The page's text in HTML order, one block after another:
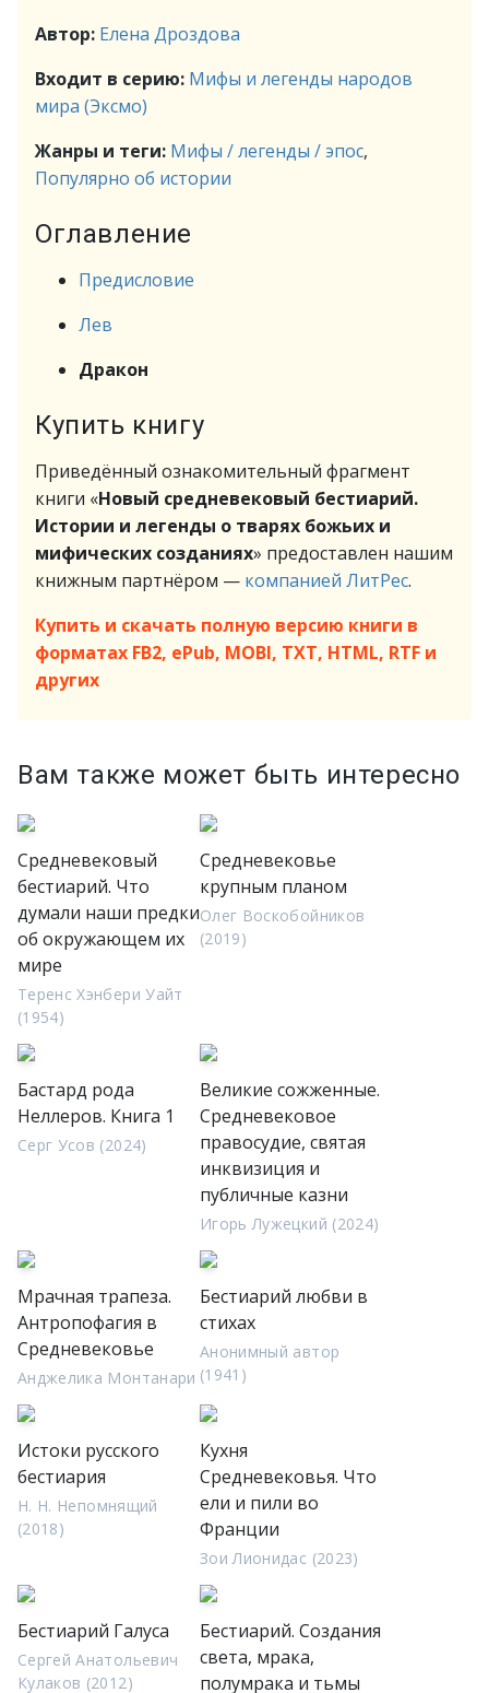
Автор: Елена Дроздова
Входит в серию: Мифы и легенды народов
мира (Эксмо)
Жанры и теги: Мифы / легенды / эпос,
Популярно об истории
Оглавление
Предисловие
Лев
Дракон
Купить книгу
Приведённый ознакомительный фрагмент
книги «Новый средневековый бестиарий.
Истории и легенды о тварях божьих и
мифических созданиях» предоставлен нашим
книжным партнёром — компанией ЛитРес.
Купить и скачать полную версию книги в
форматах FB2, ePub, MOBI, TXT, HTML, RTF и
других
Вам также может быть интересно
Средневековый
бестиарий. Что
думали наши предки
об окружающем их
мире
Теренс Хэнбери Уайт
(1954)
Средневековье
крупным планом
Олег Воскобойников
(2019)
Бастард рода
Неллеров. Книга 1
Серг Усов (2024)
Великие сожженные.
Средневековое
правосудие, святая
инквизиция и
публичные казни
Игорь Лужецкий (2024)
Мрачная трапеза.
Антропофагия в
Средневековье
Анджелика Монтанари
Бестиарий любви в
стихах
Анонимный автор
(1941)
Истоки русского
бестиария
Н. Н. Непомнящий
(2018)
Кухня
Средневековья. Что
ели и пили во
Франции
Зои Лионидас (2023)
Бестиарий Галуса
Сергей Анатольевич
Кулаков (2012)
Бестиарий. Создания
света, мрака,
полумрака и тьмы